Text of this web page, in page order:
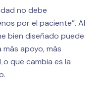
no debe
por el paciente”. Al
bien diseñado puede
apoyo, más
que cambia es la